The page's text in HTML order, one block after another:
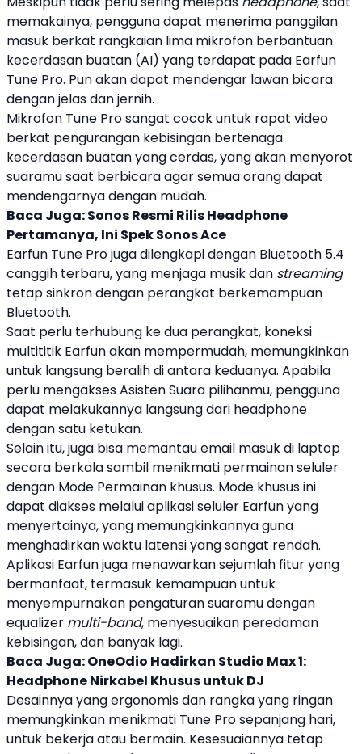
memakainya, pengguna dapat menerima panggilan
masuk berkat rangkaian lima mikrofon berbantuan
kecerdasan buatan (AI) yang terdapat pada Earfun
Tune Pro. Pun akan dapat mendengar lawan bicara
dengan jelas dan jernih.
Mikrofon Tune Prosangat cocok untuk rapat video
berkat pengurangan kebisingan bertenaga
kecerdasan buatan yang cerdas, yang akan menyorot
suaramu saat berbicara agar semua orang dapat
mendengarnya dengan mudah.
Baca Juga:Sonos Resmi Rilis Headphone
Pertamanya, Ini Spek Sonos Ace
Earfun Tune Projuga dilengkapi dengan Bluetooth 5.4
canggih terbaru, yang menjaga musik dan streaming
tetap sinkron dengan perangkat berkemampuan
Bluetooth.
Saat perlu terhubung ke dua perangkat, koneksi
multititik Earfunakan mempermudah, memungkinkan
untuk langsung beralih di antara keduanya. Apabila
perlu mengakses Asisten Suara pilihanmu, pengguna
dapat melakukannya langsung dari headphone
dengan satu ketukan.
Selain itu, juga bisa memantau email masuk di laptop
secara berkala sambil menikmati permainan seluler
dengan Mode Permainan khusus. Mode khusus ini
dapat diakses melalui aplikasi seluler Earfunyang
menyertainya, yang memungkinkannya guna
menghadirkan waktu latensi yang sangat rendah.
Aplikasi Earfunjuga menawarkan sejumlah fitur yang
bermanfaat, termasuk kemampuan untuk
menyempurnakan pengaturan suaramu dengan
equalizer multi-band, menyesuaikan peredaman
kebisingan, dan banyak lagi.
Baca Juga:OneOdio Hadirkan Studio Max 1:
Headphone Nirkabel Khusus untuk DJ
Desainnya yang ergonomis dan rangka yang ringan
memungkinkan menikmati Tune Prosepanjang hari,
untuk bekerja atau bermain. Kesesuaiannya tetap